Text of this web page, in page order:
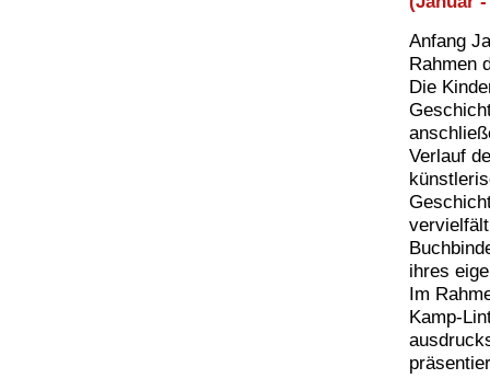
Anfang
Rahmen
Die
Verlauf
ihres
Im
Kamp-